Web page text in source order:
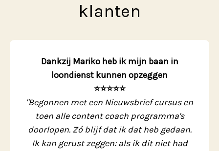
klanten
Dankzij Mariko heb ik mijn baan in
loondienst kunnen opzeggen
⭐️⭐️⭐️⭐️⭐️
"Begonnen met een Nieuwsbrief cursus en
toen alle content coach programma's
doorlopen. Zó blijf dat ik dat heb gedaan.
Ik kan gerust zeggen: als ik dit niet had